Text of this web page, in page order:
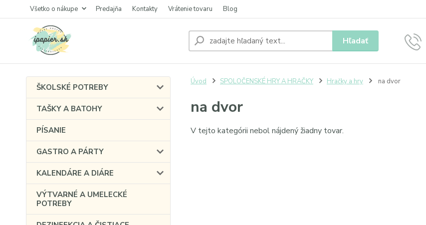
Všetko o nákupe Predajňa Kontakty Vrátenie tovaru Blog
Hľadať
ŠKOLSKÉ POTREBY
TAŠKY A BATOHY
PÍSANIE
GASTRO A PÁRTY
KALENDÁRE A DIÁRE
VÝTVARNÉ A UMELECKÉ
POTREBY
Úvod SPOLOČENSKÉ HRY A HRAČKY Hračky a hry na dvor
na dvor
V tejto kategórii nebol nájdený žiadny tovar.